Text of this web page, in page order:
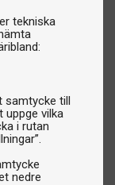
tekniska
samtycke till
uppge vilka
i rutan
nedre